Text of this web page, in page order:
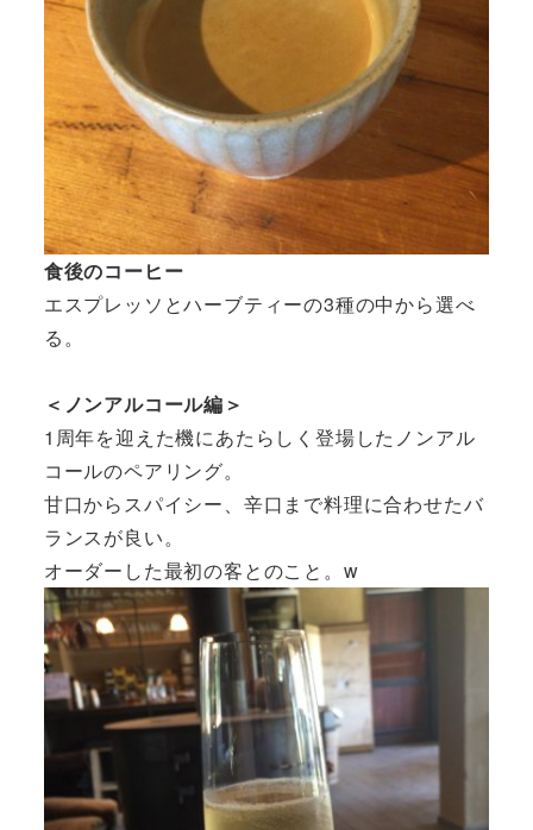
食後のコーヒー
エスプレッソとハーブティーの3種の中から選べ
る。
＜ノンアルコール編＞
1周年を迎えた機にあたらしく登場したノンアル
コールのペアリング。
甘口からスパイシー、辛口まで料理に合わせたバ
ランスが良い。
オーダーした最初の客とのこと。w